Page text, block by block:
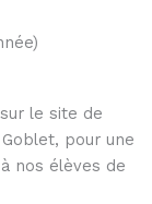
le site de
pour une
nos élèves de